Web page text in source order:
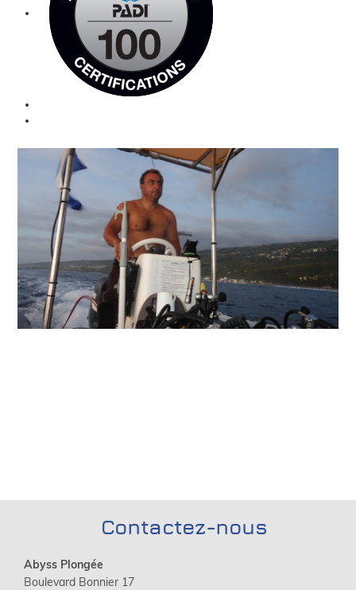
Contactez-nous
Abyss Plongée
Boulevard Bonnier 17